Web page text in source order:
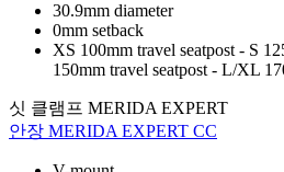
30.9mm diameter
0mm setback
XS 100mm travel seatpost - S
150mm travel seatpost - L/XL
싯 클램프 MERIDA EXPERT
안장 MERIDA EXPERT CC